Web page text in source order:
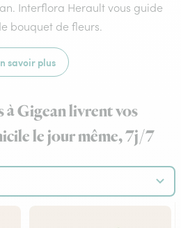
Interflora Herault vous guide
bouquet de fleurs.
savoir plus
à Gigean livrent vos
le jour même, 7j/7